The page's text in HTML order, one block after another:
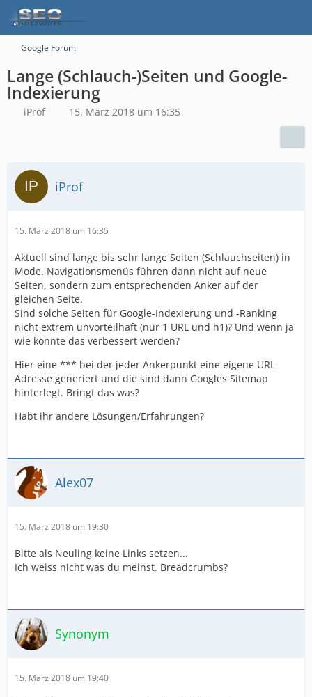
Google Forum
Lange (Schlauch-)Seiten und Google-
Indexierung
iProf 15. März 2018 um 16:35
iProf
15. März 2018 um 16:35
Aktuell sind lange bis sehr lange Seiten (Schlauchseiten) in
Mode. Navigationsmenüs führen dann nicht auf neue
Seiten, sondern zum entsprechenden Anker auf der
gleichen Seite.
Sind solche Seiten für Google-Indexierung und -Ranking
nicht extrem unvorteilhaft (nur 1 URL und h1)? Und wenn ja
wie könnte das verbessert werden?
Hier eine *** bei der jeder Ankerpunkt eine eigene URL-
Adresse generiert und die sind dann Googles Sitemap
hinterlegt. Bringt das was?
Habt ihr andere Lösungen/Erfahrungen?
Alex07
15. März 2018 um 19:30
Bitte als Neuling keine Links setzen...
Ich weiss nicht was du meinst. Breadcrumbs?
Synonym
15. März 2018 um 19:40